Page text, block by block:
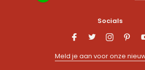
Socials
Meld je aan voor onze